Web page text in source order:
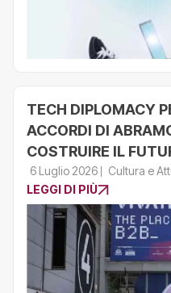
TECH DIPLOMACY
ACCORDI DI
COSTRUIRE IL
6 Luglio 2026
Cultura e
LEGGI DI PIÙ